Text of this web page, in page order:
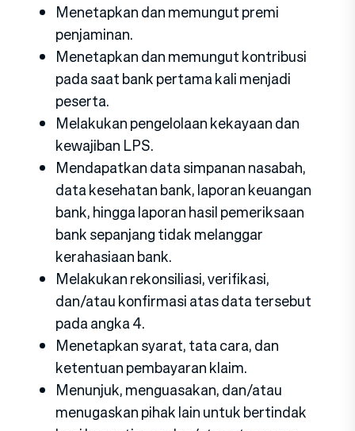
Menetapkan dan memungut premi
penjaminan.
Menetapkan dan memungut kontribusi
pada saat bank pertama kali menjadi
peserta.
Melakukan pengelolaan kekayaan dan
kewajiban LPS.
Mendapatkan data simpanan nasabah,
data kesehatan bank, laporan keuangan
bank, hingga laporan hasil pemeriksaan
bank sepanjang tidak melanggar
kerahasiaan bank.
Melakukan rekonsiliasi, verifikasi,
dan/atau konfirmasi atas data tersebut
pada angka 4.
Menetapkan syarat, tata cara, dan
ketentuan pembayaran klaim.
Menunjuk, menguasakan, dan/atau
menugaskan pihak lain untuk bertindak